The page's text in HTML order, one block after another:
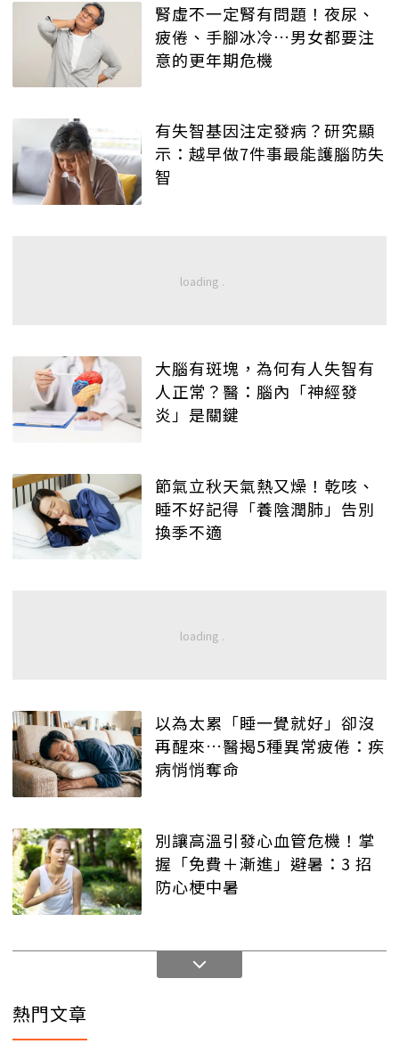
腎虛不一定腎有問題！夜尿、
疲倦、手腳冰冷…男女都要注
意的更年期危機
有失智基因注定發病？研究顯
示：越早做7件事最能護腦防失
智
大腦有斑塊，為何有人失智有
人正常？醫：腦內「神經發
炎」是關鍵
節氣立秋天氣熱又燥！乾咳、
睡不好記得「養陰潤肺」告別
換季不適
以為太累「睡一覺就好」卻沒
再醒來…醫揭5種異常疲倦：疾
病悄悄奪命
別讓高溫引發心血管危機！掌
握「免費＋漸進」避暑：3 招
防心梗中暑
熱門文章